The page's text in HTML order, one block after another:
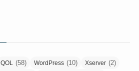
QOL (58) WordPress (10) Xserver (2)